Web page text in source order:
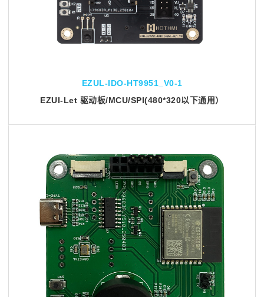
EZUL-IDO-HT9951_V0-1
EZUI-Let 驱动板/MCU/SPI(480*320以下通用）